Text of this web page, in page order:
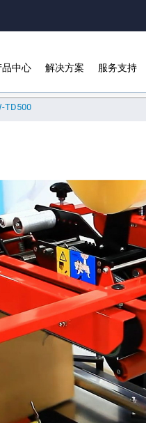
品中心 解决方案 服务支持
TD500
产品 用户评论